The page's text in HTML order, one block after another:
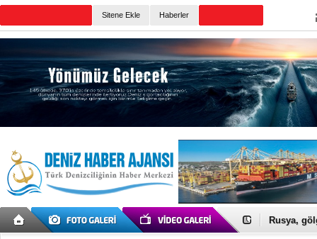
Sitene Ekle Haberler
Rusya,
Enejota